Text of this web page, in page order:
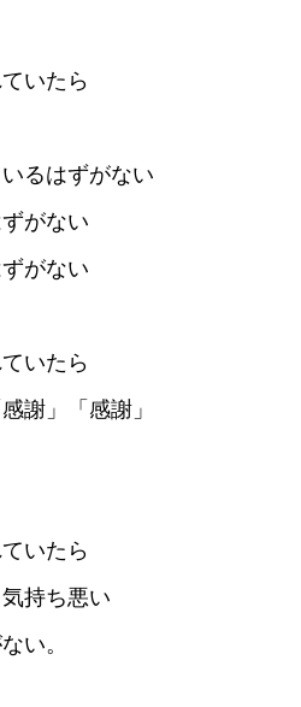
いたら
るはずがない
がない
がない
いたら
謝」「感謝」
いたら
持ち悪い
い。